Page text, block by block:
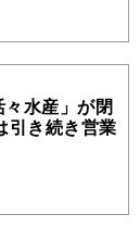
水産」が閉
引き続き営業